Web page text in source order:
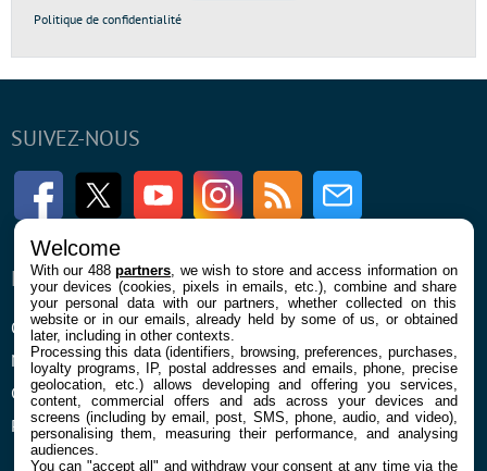
Politique de confidentialité
SUIVEZ-NOUS
FacebookTwitter Youtube InstagramRSS Newsletter
ENTREPRISE
Qui sommes nous
Mentions légales et CGU
Confidentialité et Cookies
Préférences cookies
À PROPOS
La rédaction
Contact
Welcome
With our 488partners , we wish to store and access information on
your devices (cookies, pixels in emails, etc.), combine and share
your personal data with our partners, whether collected on this
website or in our emails, already held by some of us, or obtained
later, including in other contexts.
Processing this data (identifiers, browsing, preferences, purchases,
loyalty programs, IP, postal addresses and emails, phone, precise
geolocation, etc.) allows developing and offering you services,
content, commercial offers and ads across your devices and
screens (including by email, post, SMS, phone, audio, and video),
personalising them, measuring their performance, and analysing
audiences.
You can "accept all" and withdraw your consent at any time via the